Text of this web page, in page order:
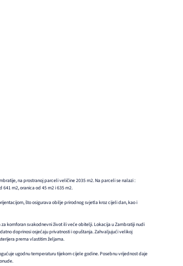
na prostranoj parceli veličine 2035 m2. Na parceli se nalazi :
m2, oranica od 45 m2 i 635 m2.
što osigurava obilje prirodnog svjetla kroz cijeli dan, kao i
komforan svakodnevni život ili veće obitelji. Lokacija u Zambratiji nudi
doprinosi osjećaju privatnosti i opuštanja. Zahvaljujući velikoj
prema vlastitim željama.
ugodnu temperaturu tijekom cijele godine. Posebnu vrijednost daje